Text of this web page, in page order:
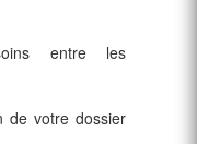
entre les
de votre dossier